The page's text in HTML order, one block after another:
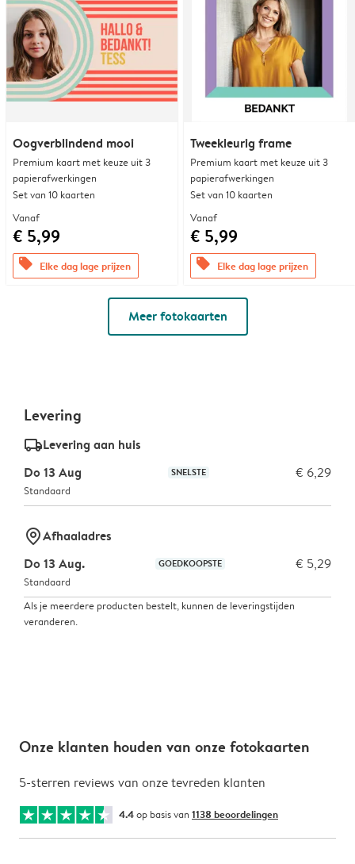
Oogverblindend mooi
Premium kaart met keuze uit 3
papierafwerkingen
Set van 10 kaarten
Vanaf
€ 5,99
offers Elke dag lage prijzen
Tweekleurig frame
Premium kaart met keuze uit 3
papierafwerkingen
Set van 10 kaarten
Vanaf
€ 5,99
offers Elke dag lage prijzen
Meer fotokaarten
Levering
delivery_standard_v2Levering aan huis
Do 13 Aug
SNELSTE € 6,29
Standaard
marker-pinAfhaaladres
Do 13 Aug.
GOEDKOOPSTE € 5,29
Standaard
Als je meerdere producten bestelt, kunnen de leveringstijden
veranderen.
Onze klanten houden van onze fotokaarten
5-sterren reviews van onze tevreden klanten
4.4op basis van 1138 beoordelingen